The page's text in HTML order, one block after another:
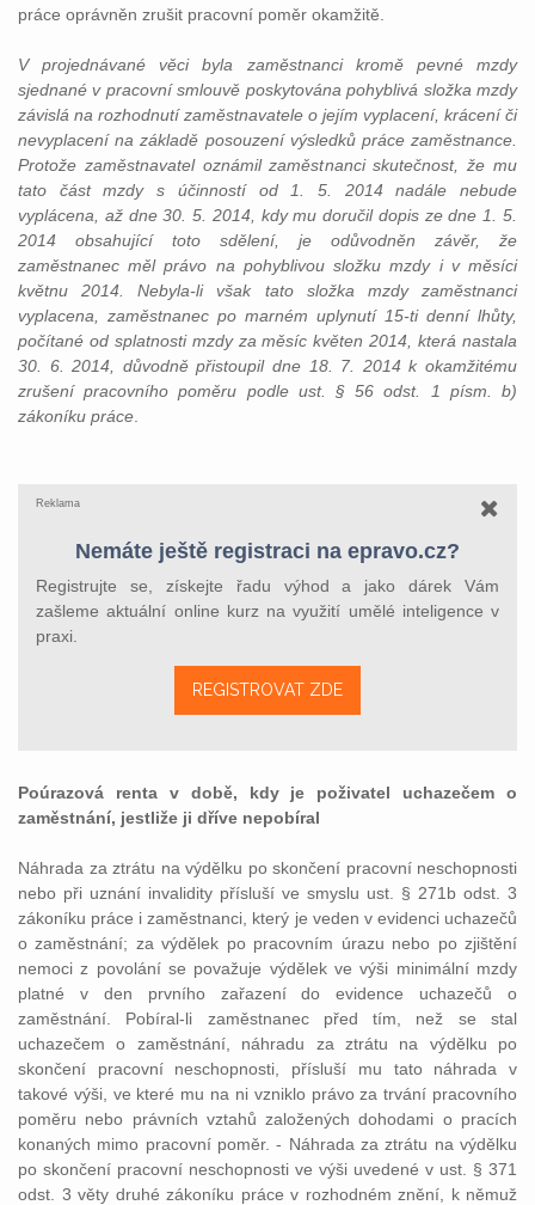
práce oprávněn zrušit pracovní poměr okamžitě.
V projednávané věci byla zaměstnanci kromě pevné mzdy
sjednané v pracovní smlouvě poskytována pohyblivá složka mzdy
závislá na rozhodnutí zaměstnavatele o jejím vyplacení, krácení či
nevyplacení na základě posouzení výsledků práce zaměstnance.
Protože zaměstnavatel oznámil zaměstnanci skutečnost, že mu
tato část mzdy s účinností od 1. 5. 2014 nadále nebude
vyplácena, až dne 30. 5. 2014, kdy mu doručil dopis ze dne 1. 5.
2014 obsahující toto sdělení, je odůvodněn závěr, že
zaměstnanec měl právo na pohyblivou složku mzdy i v měsíci
květnu 2014. Nebyla-li však tato složka mzdy zaměstnanci
vyplacena, zaměstnanec po marném uplynutí 15-ti denní lhůty,
počítané od splatnosti mzdy za měsíc květen 2014, která nastala
30. 6. 2014, důvodně přistoupil dne 18. 7. 2014 k okamžitému
zrušení pracovního poměru podle ust. § 56 odst. 1 písm. b)
zákoníku práce
Reklama
Nemáte ještě registraci na epravo.cz?
Registrujte se, získejte řadu výhod a jako dárek Vám
zašleme aktuální online kurz na využití umělé inteligence v
praxi.
REGISTROVAT ZDE
Poúrazová renta v době, kdy je poživatel uchazečem o
zaměstnání, jestliže ji dříve nepobíral
Náhrada za ztrátu na výdělku po skončení pracovní neschopnosti
nebo při uznání invalidity přísluší ve smyslu ust. § 271b odst. 3
zákoníku práce i zaměstnanci, který je veden v evidenci uchazečů
o zaměstnání; za výdělek po pracovním úrazu nebo po zjištění
nemoci z povolání se považuje výdělek ve výši minimální mzdy
platné v den prvního zařazení do evidence uchazečů o
zaměstnání. Pobíral-li zaměstnanec před tím, než se stal
uchazečem o zaměstnání, náhradu za ztrátu na výdělku po
skončení pracovní neschopnosti, přísluší mu tato náhrada v
takové výši, ve které mu na ni vzniklo právo za trvání pracovního
poměru nebo právních vztahů založených dohodami o pracích
konaných mimo pracovní poměr. - Náhrada za ztrátu na výdělku
po skončení pracovní neschopnosti ve výši uvedené v ust. § 371
odst. 3 věty druhé zákoníku práce v rozhodném znění, k němuž